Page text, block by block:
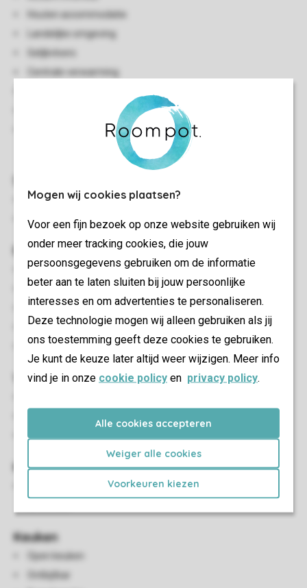
Mogen wij cookies plaatsen?
Voor een fijn bezoek op onze website gebruiken wij
onder meer tracking cookies, die jouw
persoonsgegevens gebruiken om de informatie
beter aan te laten sluiten bij jouw persoonlijke
interesses en om advertenties te personaliseren.
Deze technologie mogen wij alleen gebruiken als jij
ons toestemming geeft deze cookies te gebruiken.
Je kunt de keuze later altijd weer wijzigen. Meer info
vind je in onze cookie policy en privacy policy.
Alle cookies accepteren
Weiger alle cookies
Voorkeuren kiezen
Houten accommodatie
Landelijke omgeving
Gelijkvloers
Centrale verwarming
Eén huisdier toegestaan
Voor dit accommodatietype kan er bij aankomst een
borgsom gevraagd worden van £ 100
Slaapkamer en suite met Superking bed en Smart tv
Slaapkamer met twee 1-persoonsbedden
Buiten
Dakterras
Luxe bubbelbad (buiten)
Terrasmeubilair
Terrasoverkapping
Maximaal twee auto's parkeren bij de accommodatie
Woon-/eetkamer
HDMI-aansluiting
Kindervoorzieningen
Er is beperkte ruimte voor het bijplaatsen van een
Keuken
Open keuken
Ontbijtbar